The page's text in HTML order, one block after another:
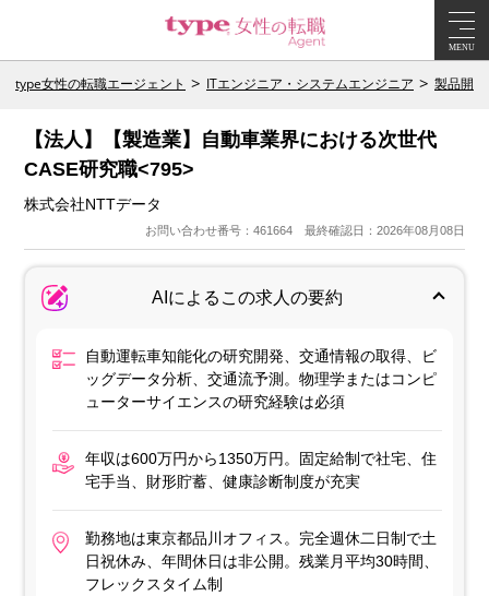
MENU
type女性の転職エージェント ITエンジニア・システムエンジニア 製品開
【法人】【製造業】自動車業界における次世代
CASE研究職<795>
株式会社NTTデータ
お問い合わせ番号：461664 最終確認日：2026年08月08日
AIによるこの求人の要約
自動運転車知能化の研究開発、交通情報の取得、ビ
ッグデータ分析、交通流予測。物理学またはコンピ
ューターサイエンスの研究経験は必須
年収は600万円から1350万円。固定給制で社宅、住
宅手当、財形貯蓄、健康診断制度が充実
勤務地は東京都品川オフィス。完全週休二日制で土
日祝休み、年間休日は非公開。残業月平均30時間、
フレックスタイム制